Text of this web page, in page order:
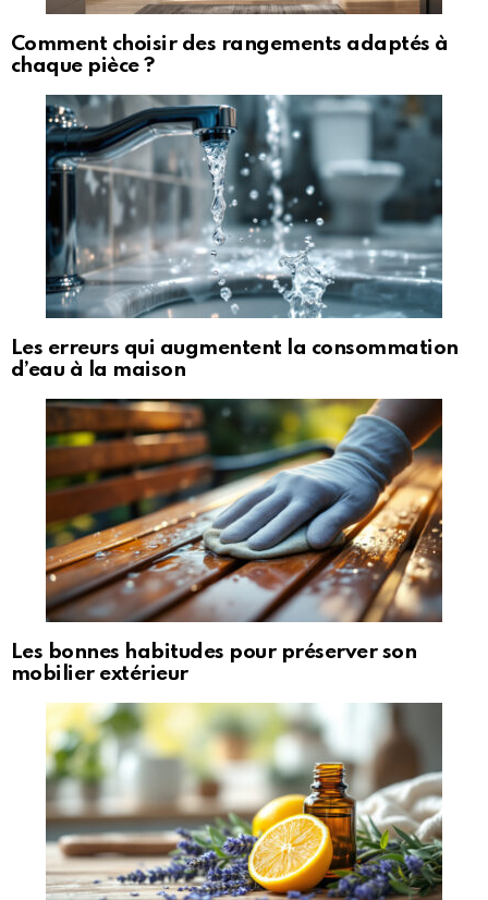
Comment choisir des rangements adaptés à
chaque pièce ?
Les erreurs qui augmentent la consommation
d’eau à la maison
Les bonnes habitudes pour préserver son
mobilier extérieur